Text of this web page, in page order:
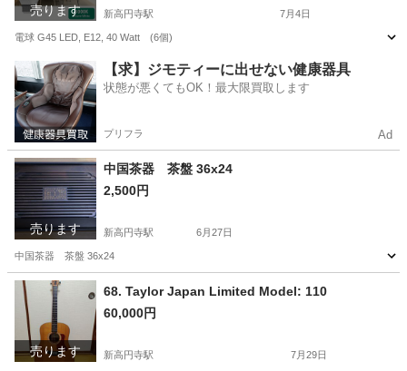
売ります 新高円寺駅 7月4日
電球 G45 LED, E12, 40 Watt (6個)
東京 杉並区 新高円寺駅 生活家電 電球
【求】ジモティーに出せない健康器具
状態が悪くてもOK！最大限買取します
プリフラ Ad
売ります
中国茶器 茶盤 36x24
2,500円
新高円寺駅 6月27日
中国茶器 茶盤 36x24
東京 杉並区
売ります
68. Taylor Japan Limited Model: 110
60,000円
新高円寺駅 7月29日